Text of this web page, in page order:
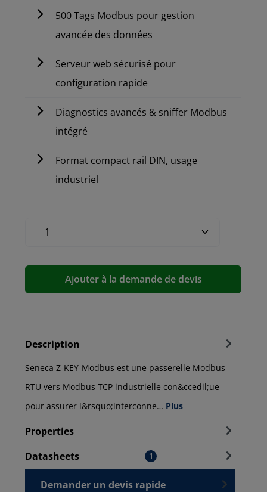
500 Tags Modbus pour gestion
avancée des données
Serveur web sécurisé pour
configuration rapide
Diagnostics avancés & sniffer Modbus
intégré
Format compact rail DIN, usage
industriel
Ajouter à la demande de devis
Description
Seneca Z-KEY-Modbus est une passerelle Modbus
RTU vers Modbus TCP industrielle con&ccedil;ue
pour assurer l&rsquo;interconne… Plus
Properties
Datasheets
1
Demander un devis rapide